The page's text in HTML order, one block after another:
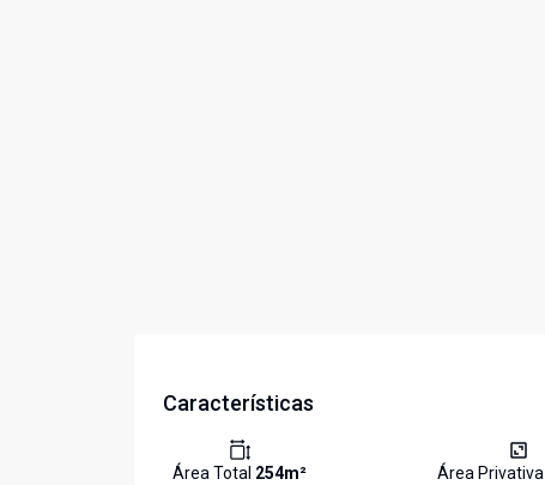
Características
Área Total 254m² Área Privativa